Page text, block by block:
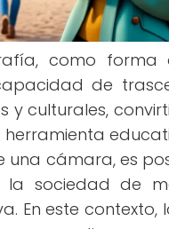
como forma
de
y culturales,
una cámara, es
la sociedad de
En este